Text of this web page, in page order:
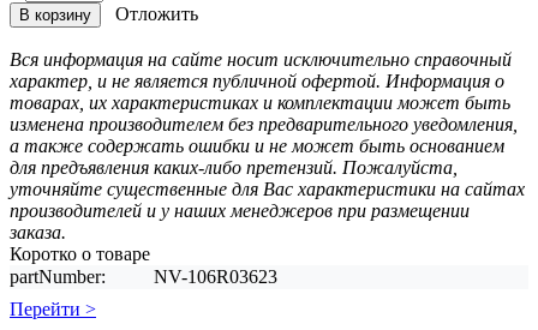
В корзину Отложить
Вся информация на сайте носит исключительно справочный
характер, и не является публичной офертой. Информация о
товарах, их характеристиках и комплектации может быть
изменена производителем без предварительного уведомления,
а также содержать ошибки и не может быть основанием
для предъявления каких-либо претензий. Пожалуйста,
уточняйте существенные для Вас характеристики на сайтах
производителей и у наших менеджеров при размещении
заказа.
Коротко о товаре
partNumber:
NV-106R03623
Перейти >